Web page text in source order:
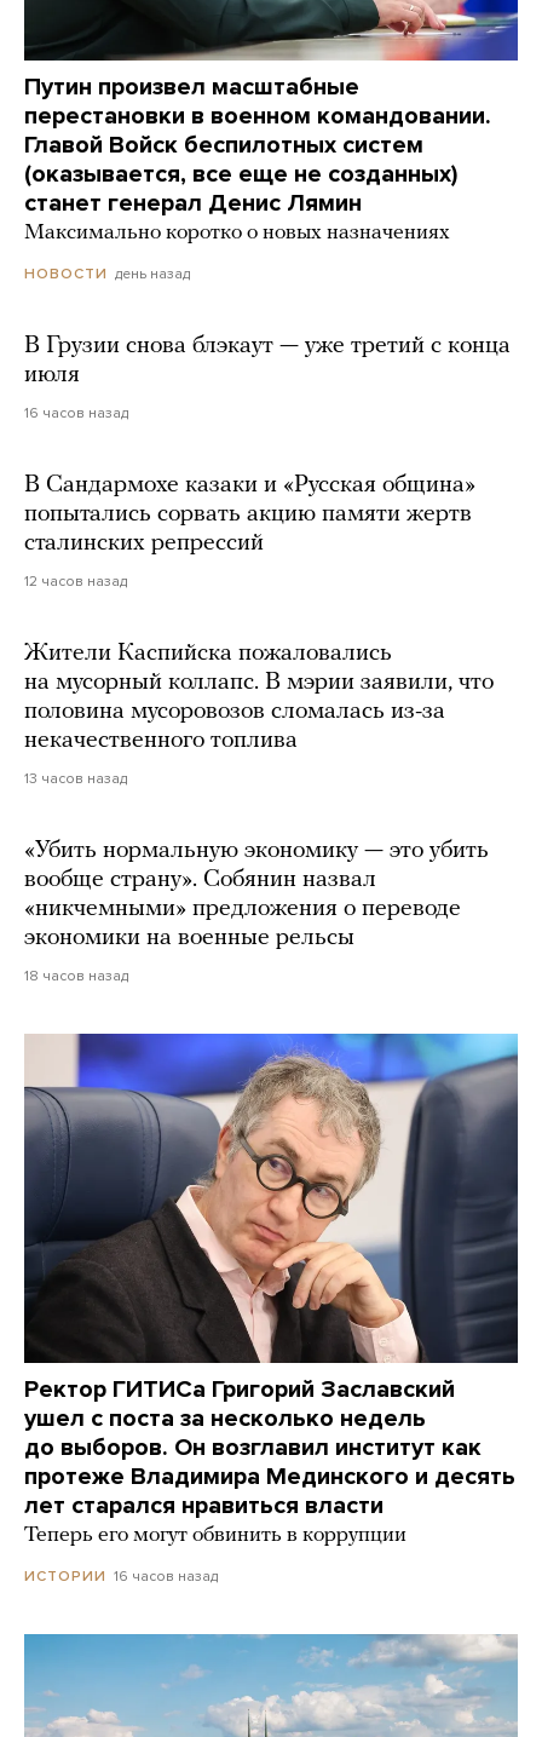
Путин произвел масштабные
перестановки в военном командовании.
Главой Войск беспилотных систем
(оказывается, все еще не созданных)
станет генерал Денис Лямин
Максимально коротко о новых назначениях
НОВОСТИ день назад
В Грузии снова блэкаут — уже третий с конца
июля
16 часов назад
В Сандармохе казаки и «Русская община»
попытались сорвать акцию памяти жертв
сталинских репрессий
12 часов назад
Жители Каспийска пожаловались
на мусорный коллапс. В мэрии заявили, что
половина мусоровозов сломалась из-за
некачественного топлива
13 часов назад
«Убить нормальную экономику — это убить
вообще страну». Собянин назвал
«никчемными» предложения о переводе
экономики на военные рельсы
18 часов назад
Ректор ГИТИСа Григорий Заславский
ушел с поста за несколько недель
до выборов. Он возглавил институт как
протеже Владимира Мединского и десять
лет старался нравиться власти
Теперь его могут обвинить в коррупции
ИСТОРИИ 16 часов назад